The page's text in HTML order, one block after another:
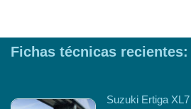
Fichas técnicas recientes:
Suzuki Ertiga